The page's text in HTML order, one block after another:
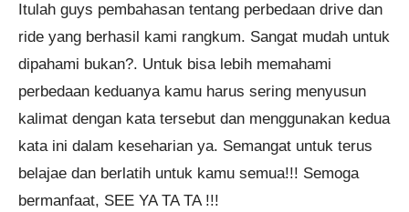
Itulah guys pembahasan tentang perbedaan drive dan
ride yang berhasil kami rangkum. Sangat mudah untuk
dipahami bukan?. Untuk bisa lebih memahami
perbedaan keduanya kamu harus sering menyusun
kalimat dengan kata tersebut dan menggunakan kedua
kata ini dalam keseharian ya. Semangat untuk terus
belajae dan berlatih untuk kamu semua!!! Semoga
bermanfaat, SEE YA TA TA !!!